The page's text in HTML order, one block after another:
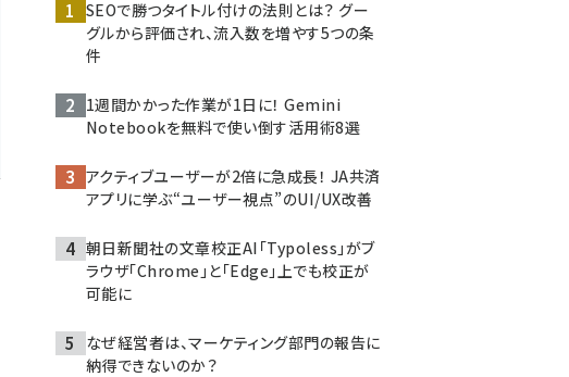
SEOで勝つタイトル付けの法則とは？ グー
グルから評価され、流入数を増やす5つの条
件
1週間かかった作業が1日に！ Gemini
Notebookを無料で使い倒す活用術8選
アクティブユーザーが2倍に急成長！ JA共済
アプリに学ぶ“ユーザー視点”のUI/UX改善
朝日新聞社の文章校正AI「Typoless」がブ
ラウザ「Chrome」と「Edge」上でも校正が
可能に
なぜ経営者は、マーケティング部門の報告に
納得できないのか？